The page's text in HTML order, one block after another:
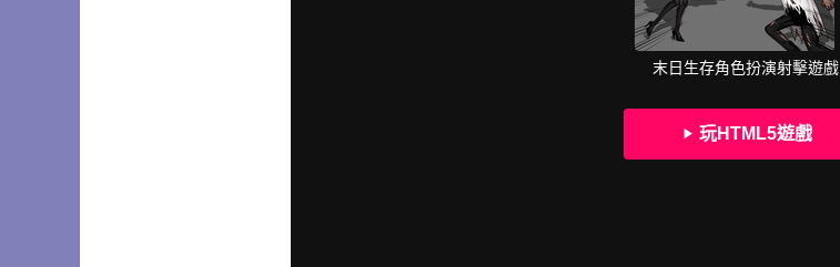
末日生存角色扮演射擊遊戲
玩HTML5遊戲